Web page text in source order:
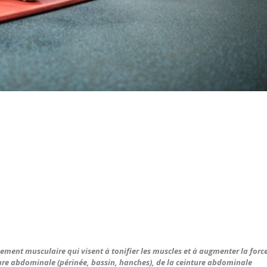
musculaire qui visent à tonifier les muscles et à augmenter la
abdominale (périnée, bassin, hanches), de la ceinture abdominale